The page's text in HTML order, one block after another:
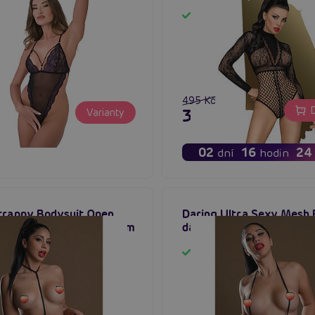
rozkrokem
Varianty
02 dní 16 hodin 24
495 Kč
396 Kč
Bodysuit Open
body s otevřeným
Daring Ultra Sexy Mesh
dámský body